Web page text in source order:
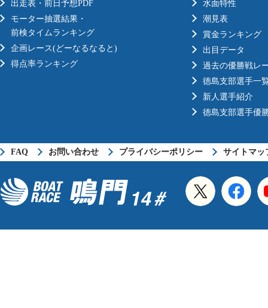
出走表・前日予想PDF
モーター抽選結果・
前検タイムランキング
企画レース(どーなるなると)
得点率ランキング
水面特性
潮見表
賞金ランキング
出目データ
過去の優勝戦レ
徳島支部選手一
新人選手紹介
徳島支部選手優
FAQ お問い合わせ プライバシーポリシー サイトマッ